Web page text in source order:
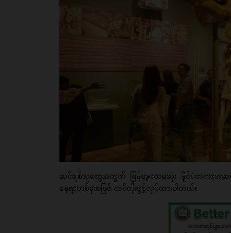
ဆင်ချစ်သူတွေအတွက် မြန်မာ့ပထမဆုံး နိုင်ငံတကာအဆ
နေရာတစ်ခုအဖြစ် ထပ်တိုးဖွင့်လှစ်ထားပါတယ်။